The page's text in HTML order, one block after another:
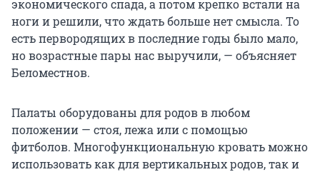
экономического спада, а потом крепко встали на
ноги и решили, что ждать больше нет смысла. То
есть первородящих в последние годы было мало,
но возрастные пары нас выручили, — объясняет
Беломестнов.
Палаты оборудованы для родов в любом
положении — стоя, лежа или с помощью
фитболов. Многофункциональную кровать можно
использовать как для вертикальных родов, так и